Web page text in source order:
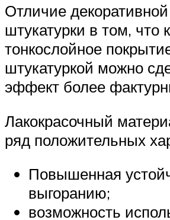
Отличие декоративной
штукатурки в том, что
тонкослойное
штукатуркой можно
эффект более
Лакокрасочный
ряд положительных
Повышенная
выгоранию;
возможность